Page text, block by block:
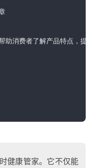
助消费者了解产品特点，提
健康管家。它不仅能